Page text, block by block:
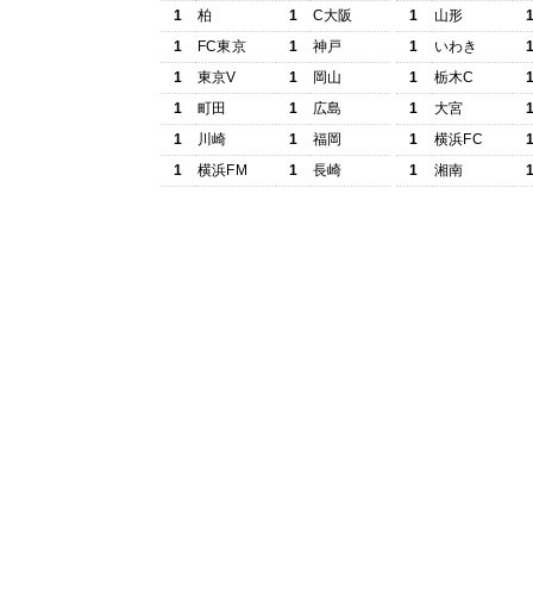
1
柏 1
C大阪
1
FC東京 1
神戸
1
東京V 1
岡山
1
町田 1
広島
1
川崎 1
福岡
1
横浜FM 1 長崎
1
山形
1
いわき
1
栃木C
1
大宮
1
横浜FC
1
湘南